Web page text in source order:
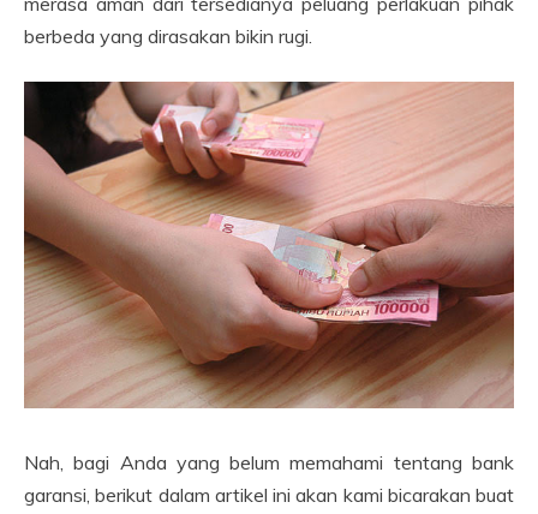
berbeda yang dirasakan bikin rugi.
Nah, bagi Anda yang belum memahami tentang bank
garansi, berikut dalam artikel ini akan kami bicarakan buat